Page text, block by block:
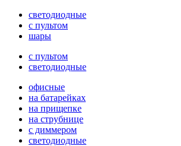
светодиодные
с пультом
шары
с пультом
светодиодные
офисные
на батарейках
на прищепке
на струбнице
с диммером
светодиодные